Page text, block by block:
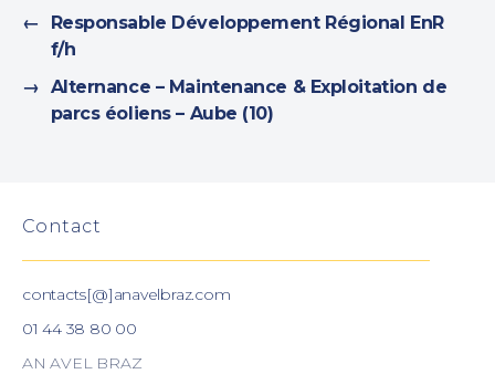
←
Responsable Développement Régional EnR
f/h
→ Alternance – Maintenance & Exploitation de
parcs éoliens – Aube (10)
Contact
contacts[@]anavelbraz.com
01 44 38 80 00
AN AVEL BRAZ